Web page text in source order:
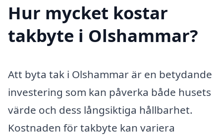
Hur mycket kostar
takbyte i Olshammar?
Att byta tak i Olshammar är en betydande
investering som kan påverka både husets
värde och dess långsiktiga hållbarhet.
Kostnaden för takbyte kan variera